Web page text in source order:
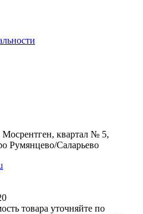
Мосрентген, квартал № 5,
Саларьево
товара уточняйте по